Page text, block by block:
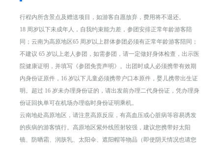
行程内所含景点及赠送项目，如游客自愿放弃，费用将不退还。
18 周岁以下未成年人，自我约束能力差，参团安排正常年龄游客陪
同；云南为高原地区65 周岁以上群体参团必须有正常年龄游客陪同；
不建议 65 岁以上老人参团，如需参团，请一定做好身体检查，出示医
院健康证明，并填写《参团免责声明》。出团时成人必须携带有效期
内身份证原件，16 岁以下儿童必须携带户口本原件，婴儿携带出生证
明。超过 16 岁未办理身份证的，请出发前办理二代身份证，凭办理身
份证回执单可在机场办理临时身份证明乘机。
云南地处高原地区，请注意高原反应，有高血压或心脏病等容易诱发
的疾病的游客慎行。高原地区紫外线照射较强，建议您携带好太阳
镜、防晒霜、润肤乳、太阳伞、遮阳帽等物品（即使阴天情况也请您